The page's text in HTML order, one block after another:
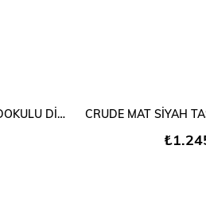
CRUDE MAT TURUNCU TAŞ DOKULU DİKDÖRTGEN PORSELEN
SEPETE